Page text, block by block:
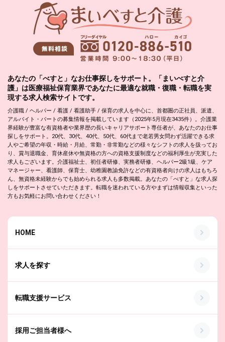
あなたの「べすと」なお仕事探しをサポート。「まいべすと介
護」は医療福祉保育業界であなたに最適な就職・復職・転職を実
現する求人検索サイトです。
介護職 / ヘルパー / 看護 / 看護助手 / 保育の求人を中心に、首都圏の正社員、派遣、
アルバイト・パートの募集情報を掲載しています（2025年5月現在3435件）。介護業
界経験が豊富な有資格者や業界歴の長いキャリアサポート専任者が、あなたのお仕事
探しをサポート。20代、30代、40代、50代、60代まで老若男女問わず活躍できる求
人やご希望の年収・時給・月給、常勤・非常勤などの様々なシフトの求人を扱ってお
り、賞与退職金、育休産休や無資格の方への資格支援制度などの福利厚生が充実した
求人もございます。介護福祉士、初任者研修、実務者研修、ヘルパー2級1級、ケア
マネージャー、看護師、保育士、幼稚園教諭免許などの有資格者向けの求人はもちろ
ん、無資格未経験からでも始められる求人も多数掲載。あなたの「べすと」な求人探
しをサポートさせていただきます。転職を迷われている方やまずは情報収集といった
方もお気軽にお問い合わせください！
HOME
求人を探す
転職支援サービス
採用ご担当者様へ